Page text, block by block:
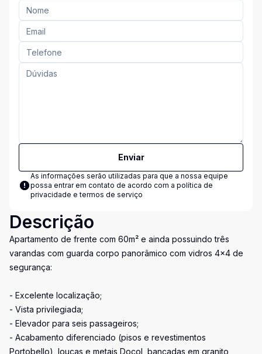
Enviar
As informações serão utilizadas para que a nossa equipe
possa entrar em contato de acordo com a política de
privacidade e termos de serviço
Descrição
Apartamento de frente com 60m² e ainda possuindo três
varandas com guarda corpo panorâmico com vidros 4x4 de
segurança:
- Excelente localização;
- Vista privilegiada;
- Elevador para seis passageiros;
- Acabamento diferenciado (pisos e revestimentos
Portobello), louças e metais Docol, bancadas em granito,